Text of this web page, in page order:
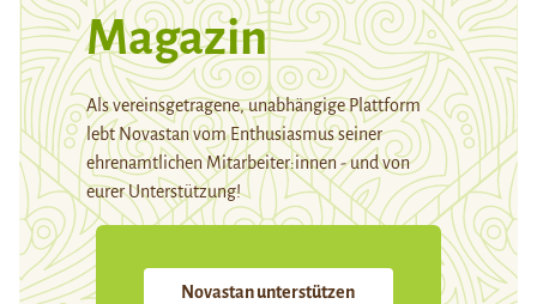
Magazin
Als vereinsgetragene, unabhängige Plattform
lebt Novastan vom Enthusiasmus seiner
ehrenamtlichen Mitarbeiter:innen - und von
eurer Unterstützung!
Novastan unterstützen